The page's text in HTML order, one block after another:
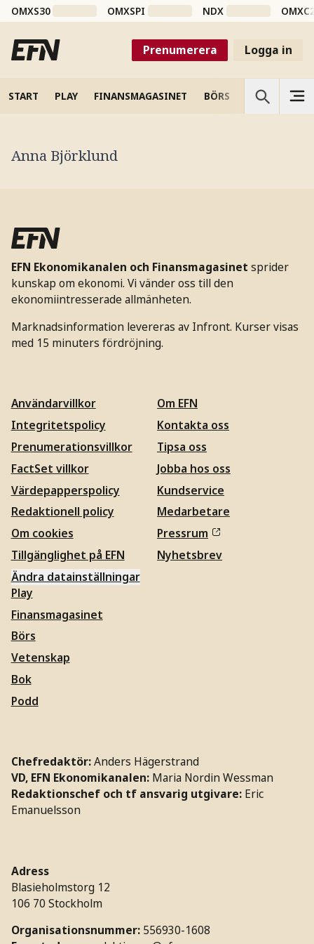
OMXS30 OMXSPI NDX
Prenumerera Logga in
START PLAY FINANSMAGASINET BÖRS VETENSKAP
Anna Björklund
EFN Ekonomikanalen och Finansmagasinet sprider
kunskap om ekonomi. Vi vänder oss till den
ekonomiintresserade allmänheten.
Marknadsinformation levereras av Infront. Kurser visas
med 15 minuters fördröjning.
Användarvillkor
Integritetspolicy
Prenumerationsvillkor
FactSet villkor
Värdepapperspolicy
Redaktionell policy
Om cookies
Tillgänglighet på EFN
Ändra datainställningar
Om EFN
Kontakta oss
Tipsa oss
Jobba hos oss
Kundservice
Medarbetare
Pressrum
Nyhetsbrev
Play
Finansmagasinet
Börs
Vetenskap
Bok
Podd
Chefredaktör:Anders Hägerstrand
VD, EFN Ekonomikanalen: Maria Nordin Wessman
Redaktionschef och tf ansvarig utgivare: Eric
Emanuelsson
Adress
Blasieholmstorg 12
106 70 Stockholm
Organisationsnummer: 556930-1608